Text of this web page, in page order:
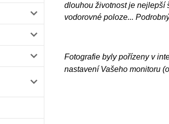
dlouhou životnost je nejlepší
vodorovné poloze...
Fotografie byly pořízeny v
nastavení Vašeho monitoru